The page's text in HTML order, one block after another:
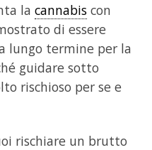
la cannabis con
di essere
lungo termine per la
guidare sotto
rischioso per se e
rischiare un brutto